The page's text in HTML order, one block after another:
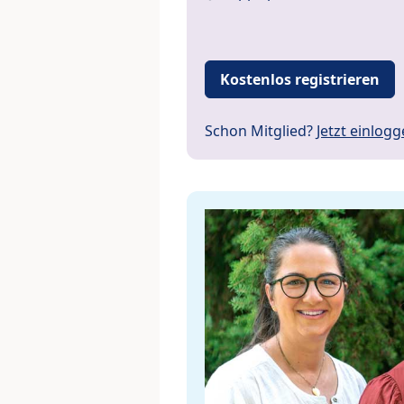
Kostenlos registrieren
Schon Mitglied? Jetzt